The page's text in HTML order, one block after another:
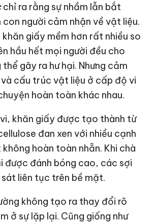
chỉ ra rằng sự nhầm lẫn bắt
người cảm nhận về vật liệu.
giấy mềm hơn rất nhiều so
hầu hết mọi người đều cho
gây ra hư hại. Nhưng cảm
cấu trúc vật liệu ở cấp độ vi
hoàn toàn khác nhau.
vi, khăn giấy được tạo thành từ
đan xen với nhiều cạnh
hoàn toàn nhẵn. Khi chà
được đánh bóng cao, các sợi
liên tục trên bề mặt.
không tạo ra thay đổi rõ
ở sự lặp lại. Cũng giống như